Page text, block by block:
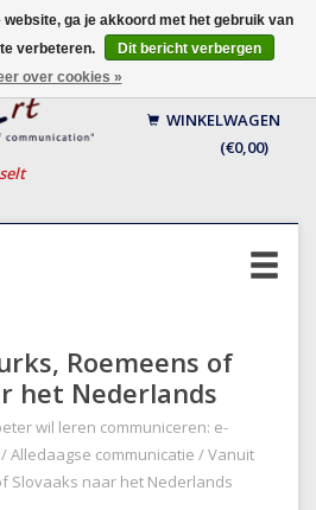
English
Français
WINKELWAGEN
(€0,00)
Roemeens of
het Nederlands
wil leren communiceren: e-
/Alledaagse communicatie /Vanuit
Slovaaks naar het Nederlands
website, ga je akkoord met het gebruik van
verbeteren.
Dit bericht verbergen
over cookies »